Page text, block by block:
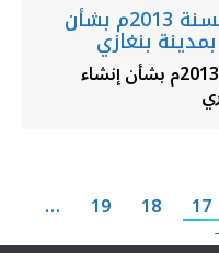
قرار وزير العدل رقم 564 لسنة 2013م بشأن
بنغازي
قرار وزير العدل رقم 564 لسنة 2013م بشأن إنشاء
17
18
19
…